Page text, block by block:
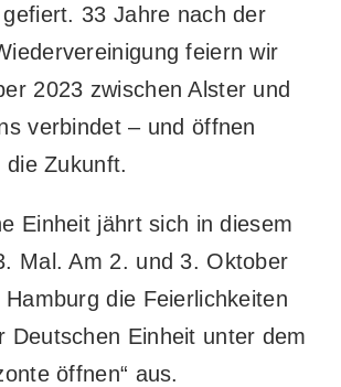
33 Jahre nach der
feiern wir
2023 zwischen Alster und
verbindet – und öffnen
die Zukunft.
Einheit jährt sich in diesem
Mal. Am 2. und 3. Oktober
die Feierlichkeiten
Deutschen Einheit unter dem
öffnen“ aus.